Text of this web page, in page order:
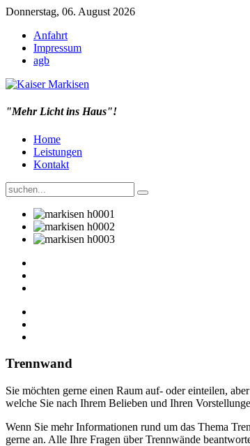
Donnerstag, 06. August 2026
Anfahrt
Impressum
agb
"Mehr Licht ins Haus"!
Home
Leistungen
Kontakt
Trennwand
Sie möchten gerne einen Raum auf- oder einteilen,
welche Sie nach Ihrem Belieben und Ihren
Wenn Sie mehr Informationen rund um das Thema
gerne an. Alle Ihre Fragen über Trennwände